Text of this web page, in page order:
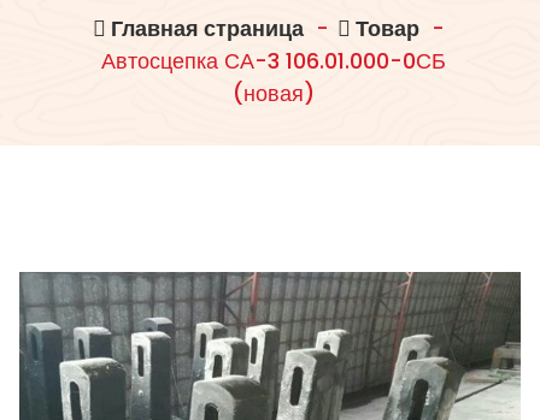
Главная страница- Товар-
Автосцепка СА-3 106.01.000-0СБ
(новая)